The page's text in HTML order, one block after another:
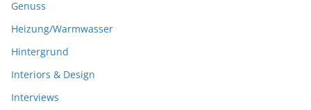
Genuss
Heizung/Warmwasser
Hintergrund
Interiors & Design
Interviews